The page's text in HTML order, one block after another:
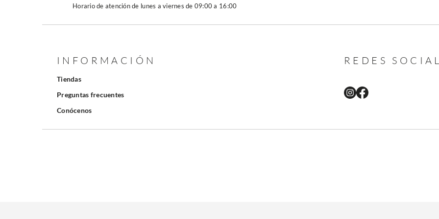
Horario de atención de lunes a viernes de 09:00 a 16:00
INFORMACIÓN
Tiendas
Preguntas frecuentes
Conócenos
REDES